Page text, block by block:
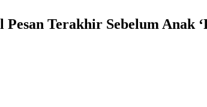
Terakhir Sebelum Anak